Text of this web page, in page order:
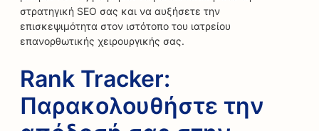
στρατηγική SEO σας και να αυξήσετε την
επισκεψιμότητα στον ιστότοπο του ιατρείου
επανορθωτικής χειρουργικής σας.
Rank Tracker:
Παρακολουθήστε την